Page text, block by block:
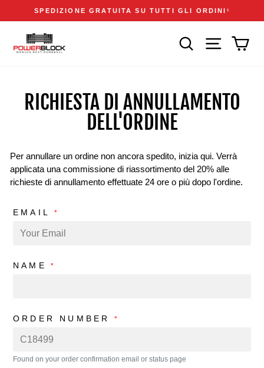
contenuti
Metti
Announcements
SPEDIZIONE GRATUITA SU TUTTI GLI ORDINI 1
CERCA
RICHIESTA DI ANNULLAMENTO
DELL'ORDINE
Per annullare un ordine non ancora spedito, inizia qui. Verrà
applicata una commissione di riassortimento del 20% alle
richieste di annullamento effettuate 24 ore o più dopo l'ordine.
EMAIL *
NAME *
ORDER NUMBER *
Found on your order confirmation email or status page